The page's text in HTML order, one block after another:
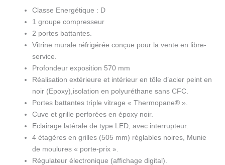
portes
largeur
1.35m
TCM14-
Classe Energétique : D
1 groupe compresseur
2 portes battantes.
Vitrine murale réfrigérée conçue pour la vente en libre-
service.
Profondeur exposition 570 mm
Réalisation extérieure et intérieur en tôle d’acier peint en
noir (Epoxy),isolation en polyuréthane sans CFC.
Portes battantes triple vitrage « Thermopane® ».
Cuve et grille perforées en époxy noir.
Eclairage latérale de type LED, avec interrupteur.
4 étagères en grilles (505 mm) réglables noires, Munie
de moulures « porte-prix ».
Régulateur électronique (affichage digital).